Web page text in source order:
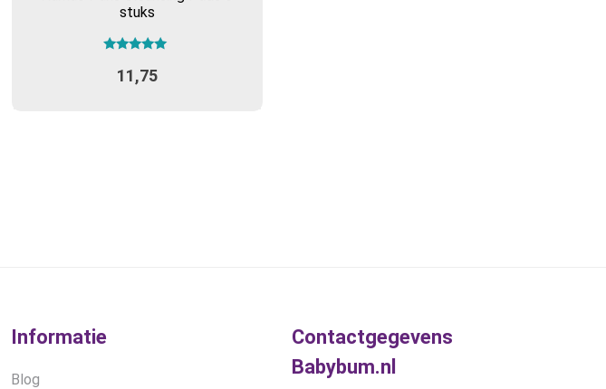
meerdere
variaties.
optie
stuks
5.00
uit 5
11,75
Informatie
Blog
Contactgegevens
Babybum.nl